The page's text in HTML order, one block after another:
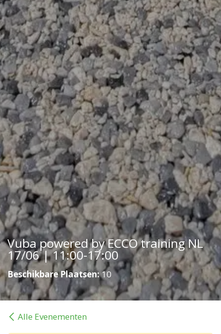
Vuba powered by ECCO training NL
17/06 | 11:00-17:00
Beschikbare Plaatsen:10
Alle Evenementen